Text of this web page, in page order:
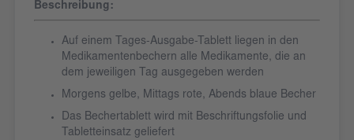
Beschreibung:
Auf einem Tages-Ausgabe-Tablett liegen in den
Medikamentenbechern alle Medikamente, die an
dem jeweiligen Tag ausgegeben werden
Morgens gelbe, Mittags rote, Abends blaue Becher
Das Bechertablett wird mit Beschriftungsfolie und
Tabletteinsatz geliefert